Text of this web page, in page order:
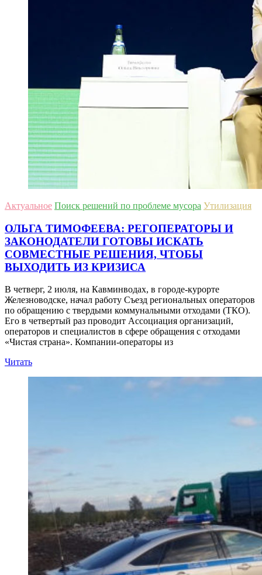
Актуальное Поиск решений по проблеме мусора Утилизация
ОЛЬГА ТИМОФЕЕВА: РЕГОПЕРАТОРЫ И
ЗАКОНОДАТЕЛИ ГОТОВЫ ИСКАТЬ
СОВМЕСТНЫЕ РЕШЕНИЯ, ЧТОБЫ
ВЫХОДИТЬ ИЗ КРИЗИСА
В четверг, 2 июля, на Кавминводах, в городе-курорте
Железноводске, начал работу Съезд региональных операторов
по обращению с твердыми коммунальными отходами (ТКО).
Его в четвертый раз проводит Ассоциация организаций,
операторов и специалистов в сфере обращения с отходами
«Чистая страна». Компании-операторы из
Читать